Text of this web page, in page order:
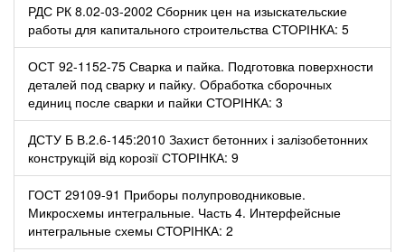
РДС РК 8.02-03-2002 Сборник цен на изыскательские
работы для капитального строительства СТОРІНКА: 5
ОСТ 92-1152-75 Сварка и пайка. Подготовка поверхности
деталей под сварку и пайку. Обработка сборочных
единиц после сварки и пайки СТОРІНКА: 3
ДСТУ Б В.2.6-145:2010 Захист бетонних і залізобетонних
конструкцій від корозії СТОРІНКА: 9
ГОСТ 29109-91 Приборы полупроводниковые.
Микросхемы интегральные. Часть 4. Интерфейсные
интегральные схемы СТОРІНКА: 2